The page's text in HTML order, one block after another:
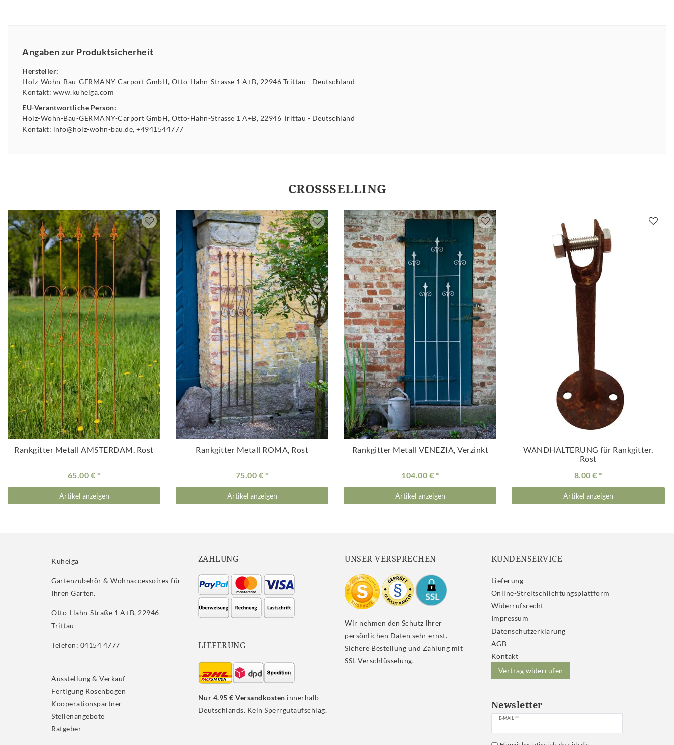
Angaben zur Produktsicherheit
Hersteller:
Holz-Wohn-Bau-GERMANY-Carport GmbH Otto-Hahn-Strasse 1 A+B 22946 Trittau
Deutschland
Kontakt: www.kuheiga.com
EU-Verantwortliche Person:
Holz-Wohn-Bau-GERMANY-Carport GmbH Otto-Hahn-Strasse 1 A+B 22946 Trittau
Deutschland
Kontakt: info@holz-wohn-bau.de +4941544777
CROSSSELLING
Rankgitter Metall AMSTERDAM, Rost
65.00 €
Artikel anzeigen
Rankgitter Metall ROMA, Rost
75.00 €
Artikel anzeigen
Rankgitter Metall VENEZIA, Verzinkt
104.00 €
Artikel anzeigen
WANDHALTERUNG für Rankgitter,
Rost
8.00 €
Artikel anzeigen
Kuheiga
Gartenzubehör & Wohnaccessoires für
Ihren Garten.
Otto-Hahn-Straße 1 A+B, 22946
Trittau
Telefon: 04154 4777
Ausstellung & Verkauf
Fertigung Rosenbögen
Kooperationspartner
Stellenangebote
Ratgeber
ZAHLUNG
LIEFERUNG
Nur 4.95 € Versandkosten innerhalb
Deutschlands. Kein Sperrgutaufschlag.
UNSER VERSPRECHEN
Wir nehmen den Schutz Ihrer
persönlichen Daten sehr ernst.
Sichere Bestellung und Zahlung mit
SSL-Verschlüsselung.
KUNDENSERVICE
Lieferung
Online-Streitschlichtungsplattform
Widerrufs­recht
Impressum
Daten­schutz­erklärung
AGB
Kontakt
Vertrag widerrufen
Newsletter
E-MAIL **
Newsletter
Honig